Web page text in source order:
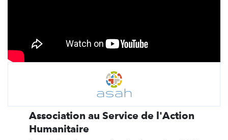
Association au Service de l'Action
Humanitaire